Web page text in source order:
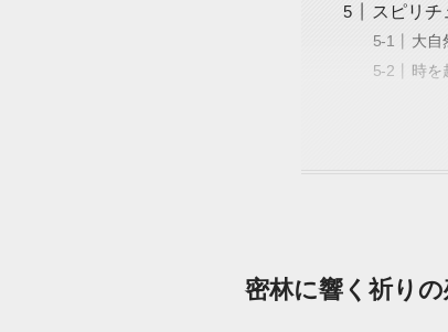
スピリ
大自
時を
密林に響く祈り